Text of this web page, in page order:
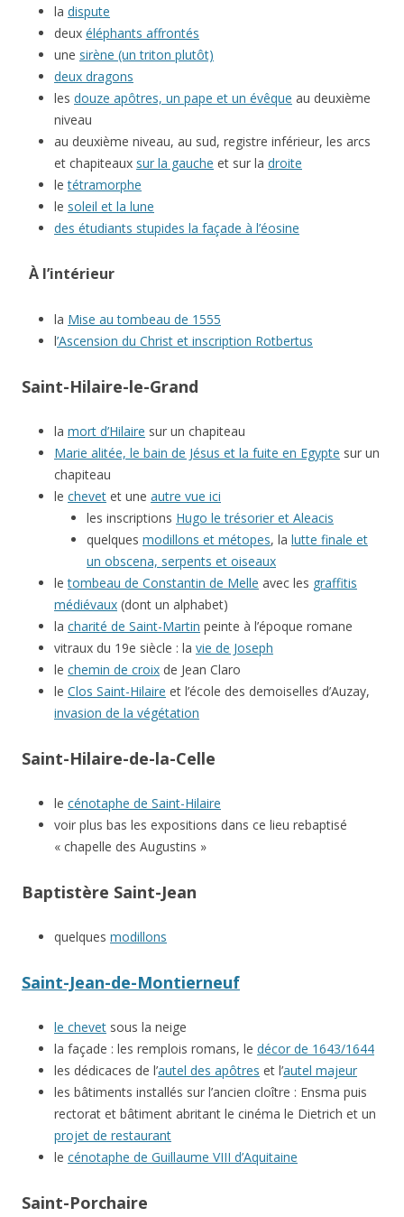
la dispute
deux éléphants affrontés
une sirène (un triton plutôt)
deux dragons
les douze apôtres, un pape et un évêque au deuxième
niveau
au deuxième niveau, au sud, registre inférieur, les arcs
et chapiteaux sur la gauche et sur la droite
letétramorphe
le soleil et la lune
des étudiants stupides la façade à l’éosine
À l’intérieur
la Mise au tombeau de 1555
l’Ascension du Christ et inscription Rotbertus
Saint-Hilaire-le-Grand
la mort d’Hilaire sur un chapiteau
Marie alitée, le bain de Jésus et la fuite en Egypte sur un
chapiteau
le chevet et une autre vue ici
les inscriptions Hugo le trésorier et Aleacis
quelques modillons et métopes, la lutte finale et
un obscena, serpents et oiseaux
letombeau de Constantin de Melle avec les graffitis
médiévaux (dont un alphabet)
la charité de Saint-Martin peinte à l’époque romane
vitraux du 19e siècle : la vie de Joseph
le chemin de croix de Jean Claro
le Clos Saint-Hilaire et l’école des demoiselles d’Auzay,
invasion de la végétation
Saint-Hilaire-de-la-Celle
le cénotaphe de Saint-Hilaire
voir plus bas les expositions dans ce lieu rebaptisé
« chapelle des Augustins »
Baptistère Saint-Jean
quelques modillons
Saint-Jean-de-Montierneuf
le chevet sous la neige
la façade : les remplois romans, le décor de 1643/1644
les dédicaces de l’autel des apôtres et l’autel majeur
les bâtiments installés sur l’ancien cloître : Ensma puis
rectorat et bâtiment abritant le cinéma le Dietrich et un
projet de restaurant
le cénotaphe de Guillaume VIII d’Aquitaine
Saint-Porchaire